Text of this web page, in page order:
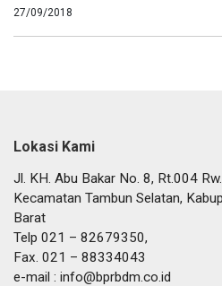
27/09/2018
Lokasi Kami
Jl. KH. Abu Bakar No. 8, Rt.004
Kecamatan Tambun Selatan,
Barat
Telp 021 – 82679350,
Fax. 021 – 88334043
e-mail : info@bprbdm.co.id